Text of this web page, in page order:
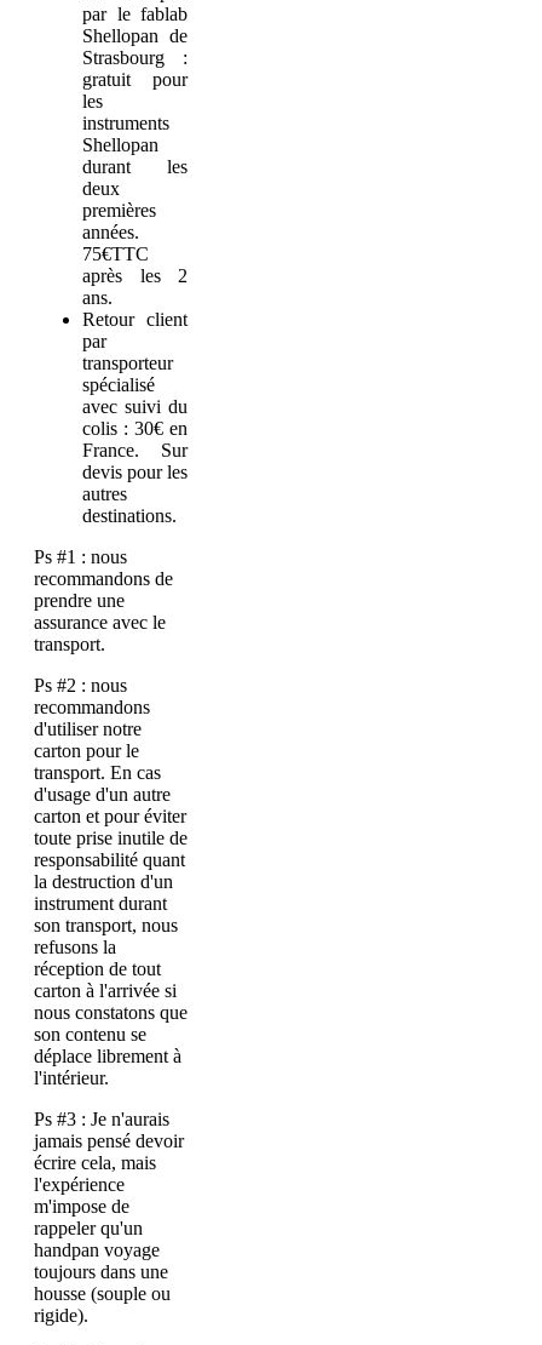
par le fablab
Shellopan de
Strasbourg :
gratuit pour
les
instruments
Shellopan
durant les
deux
premières
années.
75€TTC
après les 2
ans.
Retour client
par
transporteur
spécialisé
avec suivi du
colis : 30€ en
France. Sur
devis pour les
autres
destinations.
Ps #1 : nous
recommandons de
prendre une
assurance avec le
transport.
Ps #2 : nous
recommandons
d'utiliser notre
carton pour le
transport. En cas
d'usage d'un autre
carton et pour éviter
toute prise inutile de
responsabilité quant
la destruction d'un
instrument durant
son transport, nous
refusons la
réception de tout
carton à l'arrivée si
nous constatons que
son contenu se
déplace librement à
l'intérieur.
Ps #3 : Je n'aurais
jamais pensé devoir
écrire cela, mais
l'expérience
m'impose de
rappeler qu'un
handpan voyage
toujours dans une
housse (souple ou
rigide).